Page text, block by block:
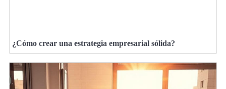
¿Cómo crear una estrategia empresarial sólida?